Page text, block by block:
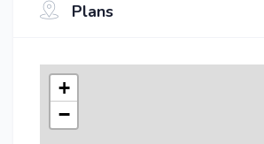
Plans
+
−